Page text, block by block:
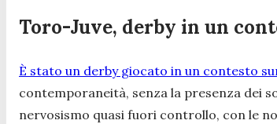
Toro-Juve, derby in un
È stato un derby giocato in un contesto
contemporaneità, senza la presenza dei
nervosismo quasi fuori controllo, con le